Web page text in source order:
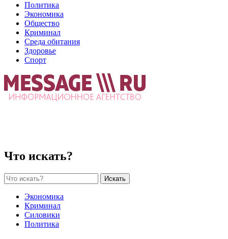
Политика
Экономика
Общество
Криминал
Среда обитания
Здоровье
Спорт
Что искать?
Искать
Экономика
Криминал
Силовики
Политика